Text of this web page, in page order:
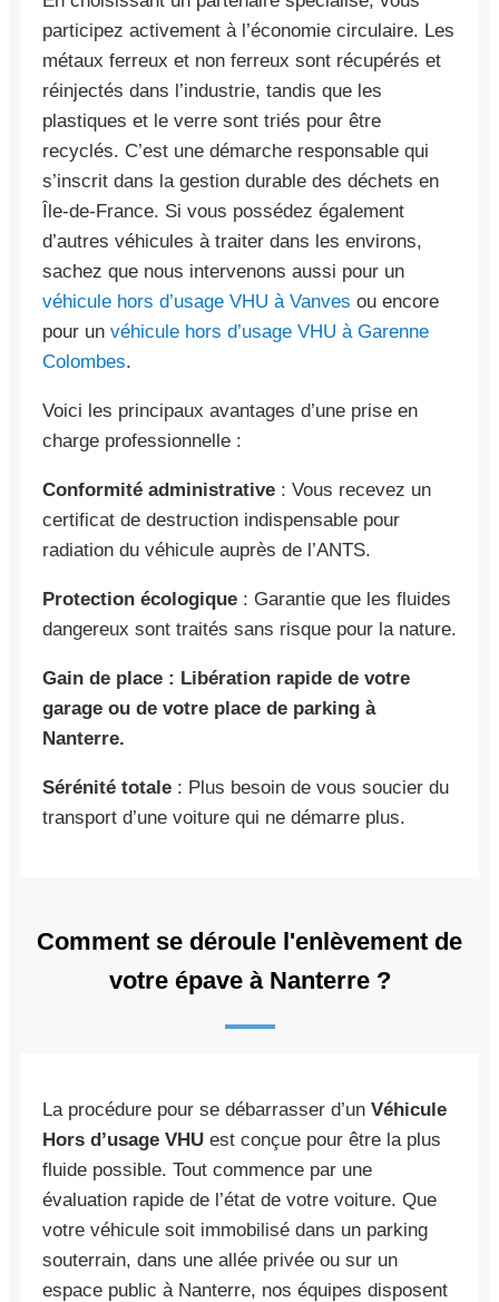
participez activement à l’économie circulaire. Les
métaux ferreux et non ferreux sont récupérés et
réinjectés dans l’industrie, tandis que les
plastiques et le verre sont triés pour être
recyclés. C’est une démarche responsable qui
s’inscrit dans la gestion durable des déchets en
Île-de-France. Si vous possédez également
d’autres véhicules à traiter dans les environs,
sachez que nous intervenons aussi pour un
véhicule hors d’usage VHU à Vanves ou encore
pour un véhicule hors d’usage VHU à Garenne
Colombes.
Voici les principaux avantages d’une prise en
charge professionnelle :
Conformité administrative : Vous recevez un
certificat de destruction indispensable pour
radiation du véhicule auprès de l’ANTS.
Protection écologique : Garantie que les fluides
dangereux sont traités sans risque pour la nature.
Gain de place : Libération rapide de votre
garage ou de votre place de parking à
Nanterre.
Sérénité totale : Plus besoin de vous soucier du
transport d’une voiture qui ne démarre plus.
Comment se déroule l'enlèvement de
votre épave à Nanterre ?
La procédure pour se débarrasser d’un Véhicule
Hors d’usage VHU est conçue pour être la plus
fluide possible. Tout commence par une
évaluation rapide de l’état de votre voiture. Que
votre véhicule soit immobilisé dans un parking
souterrain, dans une allée privée ou sur un
espace public à Nanterre, nos équipes disposent